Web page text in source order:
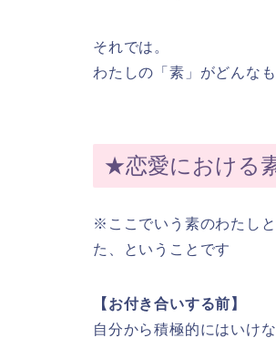
それでは。
わたしの「素」がどんな
★恋愛における
※ここでいう素のわたし
た、ということです
【お付き合いする前】
自分から積極的にはいけな